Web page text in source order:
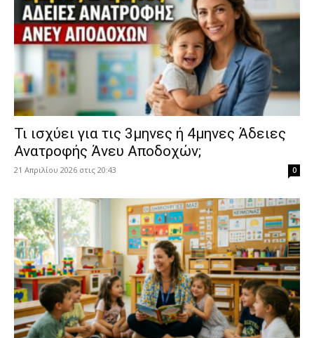
​Τι ισχύει για τις 3μηνες ή 4μηνες Άδειες
Ανατροφής Άνευ Αποδοχών;
21 Απριλίου 2026 στις 20:43 0